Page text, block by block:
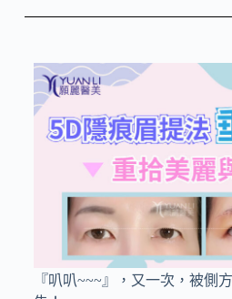
『叭叭~~~』，又一次，被側